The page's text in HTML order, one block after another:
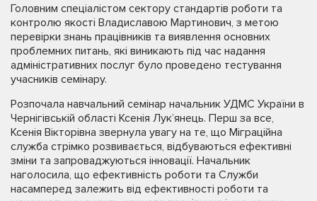
Головним спеціалістом сектору стандартів роботи та
контролю якості Владиславою Мартинович, з метою
перевірки знань працівників та виявлення основних
проблемних питань, які виникають під час надання
адміністративних послуг було проведено тестування
учасників семінару.
Розпочала навчальний семінар начальник УДМС України в
Чернігівській області Ксенія Лук’янець. Перш за все,
Ксенія Вікторівна звернула увагу на те, що Міграційна
служба стрімко розвивається, відбуваються ефективні
зміни та запроваджуються інновації. Начальник
наголосила, що ефективність роботи та Служби
насамперед залежить від ефективності роботи та